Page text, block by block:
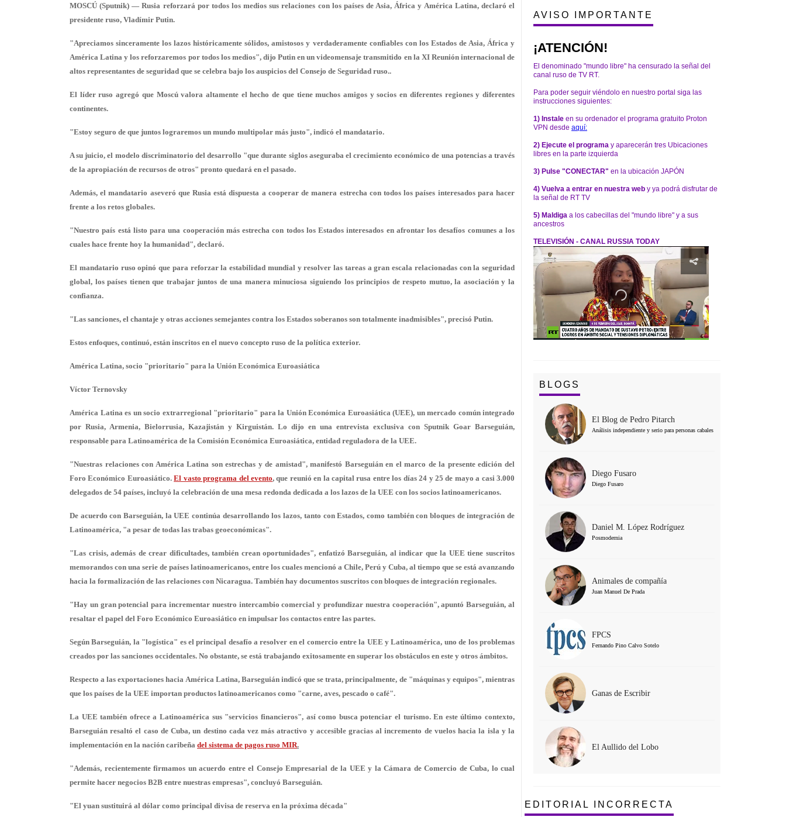
MOSCÚ (Sputnik) — Rusia reforzará por todos los medios sus relaciones con los países de Asia, África y América Latina, declaró el
presidente ruso, Vladímir Putin.
"Apreciamos sinceramente los lazos históricamente sólidos, amistosos y verdaderamente confiables con los Estados de Asia, África y
América Latina y los reforzaremos por todos los medios", dijo Putin en un videomensaje transmitido en la XI Reunión internacional de
altos representantes de seguridad que se celebra bajo los auspicios del Consejo de Seguridad ruso..
El líder ruso agregó que Moscú valora altamente el hecho de que tiene muchos amigos y socios en diferentes regiones y diferentes
continentes.
"Estoy seguro de que juntos lograremos un mundo multipolar más justo", indicó el mandatario.
A su juicio, el modelo discriminatorio del desarrollo "que durante siglos aseguraba el crecimiento económico de una potencias a través
de la apropiación de recursos de otros" pronto quedará en el pasado.
Además, el mandatario aseveró que Rusia está dispuesta a cooperar de manera estrecha con todos los países interesados para hacer
frente a los retos globales.
"Nuestro país está listo para una cooperación más estrecha con todos los Estados interesados en afrontar los desafíos comunes a los
cuales hace frente hoy la humanidad", declaró.
El mandatario ruso opinó que para reforzar la estabilidad mundial y resolver las tareas a gran escala relacionadas con la seguridad
global, los países tienen que trabajar juntos de una manera minuciosa siguiendo los principios de respeto mutuo, la asociación y la
confianza.
"Las sanciones, el chantaje y otras acciones semejantes contra los Estados soberanos son totalmente inadmisibles", precisó Putin.
Estos enfoques, continuó, están inscritos en el nuevo concepto ruso de la política exterior.
América Latina, socio "prioritario" para la Unión Económica Euroasiática
Víctor Ternovsky
América Latina es un socio extrarregional "prioritario" para la Unión Económica Euroasiática (UEE), un mercado común integrado
por Rusia, Armenia, Bielorrusia, Kazajistán y Kirguistán. Lo dijo en una entrevista exclusiva con Sputnik Goar Barseguián,
responsable para Latinoamérica de la Comisión Económica Euroasiática, entidad reguladora de la UEE.
"Nuestras relaciones con América Latina son estrechas y de amistad", manifestó Barseguián en el marco de la presente edición del
Foro Económico Euroasiático.El vasto programa del evento, que reunió en la capital rusa entre los días 24 y 25 de mayo a casi 3.000
delegados de 54 países, incluyó la celebración de una mesa redonda dedicada a los lazos de la UEE con los socios latinoamericanos.
De acuerdo con Barseguián, la UEE continúa desarrollando los lazos, tanto con Estados, como también con bloques de integración de
Latinoamérica, "a pesar de todas las trabas geoeconómicas".
"Las crisis, además de crear dificultades, también crean oportunidades", enfatizó Barseguián, al indicar que la UEE tiene suscritos
memorandos con una serie de países latinoamericanos, entre los cuales mencionó a Chile, Perú y Cuba, al tiempo que se está avanzando
hacia la formalización de las relaciones con Nicaragua. También hay documentos suscritos con bloques de integración regionales.
"Hay un gran potencial para incrementar nuestro intercambio comercial y profundizar nuestra cooperación", apuntó Barseguián, al
resaltar el papel del Foro Económico Euroasiático en impulsar los contactos entre las partes.
Según Barseguián, la "logística" es el principal desafío a resolver en el comercio entre la UEE y Latinoamérica, uno de los problemas
creados por las sanciones occidentales. No obstante, se está trabajando exitosamente en superar los obstáculos en este y otros ámbitos.
Respecto a las exportaciones hacia América Latina, Barseguián indicó que se trata, principalmente, de "máquinas y equipos", mientras
que los países de la UEE importan productos latinoamericanos como "carne, aves, pescado o café".
La UEE también ofrece a Latinoamérica sus "servicios financieros", así como busca potenciar el turismo. En este último contexto,
Barseguián resaltó el caso de Cuba, un destino cada vez más atractivo y accesible gracias al incremento de vuelos hacia la isla y la
implementación en la nación caribeña del sistema de pagos ruso MIR.
"Además, recientemente firmamos un acuerdo entre el Consejo Empresarial de la UEE y la Cámara de Comercio de Cuba, lo cual
permite hacer negocios B2B entre nuestras empresas", concluyó Barseguián.
"El yuan sustituirá al dólar como principal divisa de reserva en la próxima década"
AVISO IMPORTANTE
¡ATENCIÓN!
El denominado "mundo libre" ha censurado la señal del
canal ruso de TV RT.
Para poder seguir viéndolo en nuestro portal siga las
instrucciones siguientes:
1) Instale en su ordenador el programa gratuito Proton
VPN desde aquí:
2) Ejecute el programa y aparecerán tres Ubicaciones
libres en la parte izquierda
3) Pulse "CONECTAR" en la ubicación JAPÓN
4) Vuelva a entrar en nuestra web y ya podrá disfrutar de
la señal de RT TV
5) Maldiga a los cabecillas del "mundo libre" y a sus
ancestros
TELEVISIÓN - CANAL RUSSIA TODAY
BLOGS
El Blog de Pedro Pitarch
Análisis independiente y serio para personas cabales
Diego Fusaro
Diego Fusaro
Daniel M. López Rodríguez
Posmodernia
Animales de compañía
Juan Manuel De Prada
FPCS
Fernando Pino Calvo Sotelo
Ganas de Escribir
El Aullido del Lobo
EDITORIAL INCORRECTA